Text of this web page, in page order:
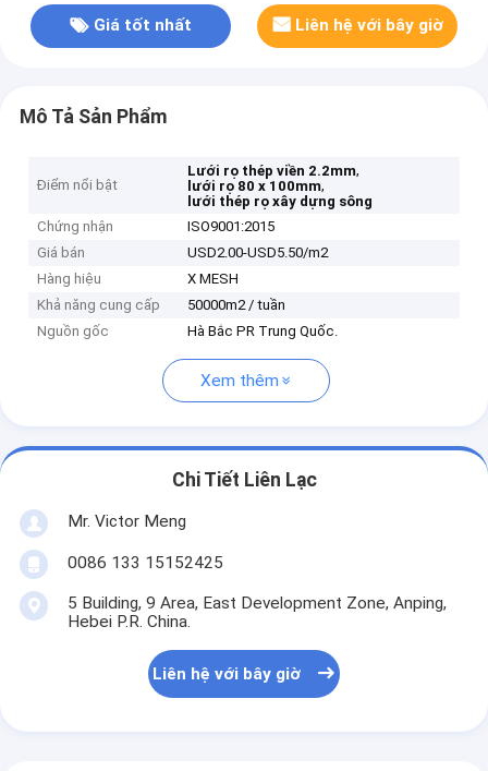
Giá tốt nhất Liên hệ với bây giờ
Mô Tả Sản Phẩm
Điểm nổi bật
Lưới rọ thép viền 2.2mm,
lưới rọ 80 x 100mm,
lưới thép rọ xây dựng sông
Chứng nhận
ISO9001:2015
Giá bán
USD2.00-USD5.50/m2
Hàng hiệu
X MESH
Khả năng cung cấp
50000m2 / tuần
Nguồn gốc
Hà Bắc PR Trung Quốc.
Xem thêm
Chi Tiết Liên Lạc
Mr. Victor Meng
0086 133 15152425
5 Building, 9 Area, East Development Zone, Anping,
Hebei P.R. China.
Liên hệ với bây giờ